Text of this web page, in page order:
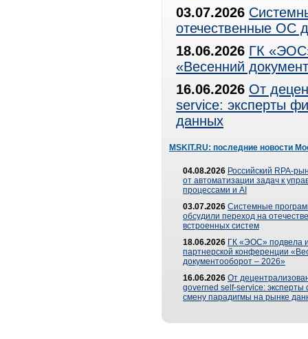
03.07.2026
отечественные ОС
18.06.2026 ГК
«Весенний
16.06.2026 От
service: эксперты
данных
MSKIT.RU: последние новости
04.08.2026 Российский RPA-
от автоматизации задач к
процессами и AI
03.07.2026 Системные
обсудили переход на
встроенных систем
18.06.2026 ГК «ЭОС» подвела
партнерской конференции
документооборот – 2026»
16.06.2026 От
governed self-service: эксперты
смену парадигмы на рынке